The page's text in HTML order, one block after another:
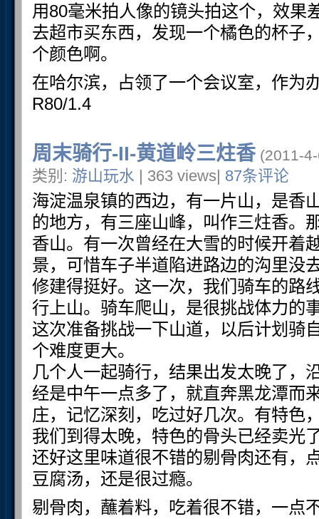
用80毫米拍人像的镜头拍这个，效果
去超市买东西，发现一个橘色的杯子
个颜色啊。
在哈尔滨，占领了一个会议室，作为
R80/1.4
周末骑行-II-黄道岭三炷香(2011-
类别: 游山玩水 | 363 views| 87条评论
海淀温泉镇的西边，有一片山，是香
的地方，有三座山峰，叫作三炷香。
香山。有一次曾经在大雪的时候开着
景，可惜车子半道陷进路边的沟里没
修建得挺好。这一次，我们骑车的路
行上山。骑车爬山，是很挑战体力的
这次准备挑战一下山道，以后计划骑
个难度更大。
几个人一起骑行，结果出发太晚了，
经是中午一点多了，就直奔黑龙潭而
庄，记忆深刻，吃过好几次。有特色
我们到得太晚，特色的骨头已经卖光
还好这里味道很不错的剔骨肉还有，
豆腐汤，还是很过瘾。
剔骨肉，蘸着料，吃着很不错，一点